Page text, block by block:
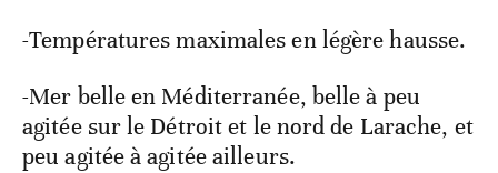
-Températures maximales en légère hausse.
-Mer belle en Méditerranée, belle à peu
agitée sur le Détroit et le nord de Larache, et
peu agitée à agitée ailleurs.